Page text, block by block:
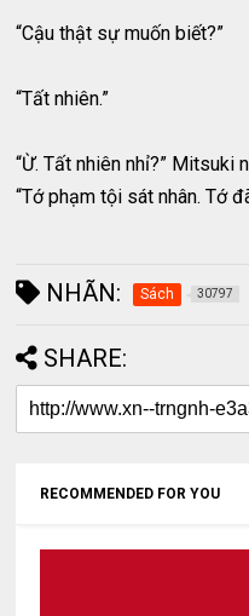
“Cậu thật sự muốn biết?”
“Tất nhiên.”
“Ừ. Tất nhiên nhỉ?” Mitsuki
“Tớ phạm tội sát nhân. Tớ
NHÃN: Sách 30797
SHARE:
RECOMMENDED FOR YOU